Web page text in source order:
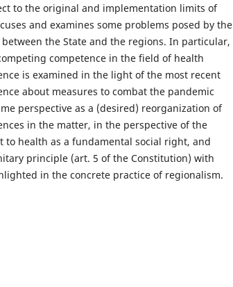
to the original and implementation limits of
and examines some problems posed by the
the State and the regions. In particular,
competence in the field of health
is examined in the light of the most recent
about measures to combat the pandemic
perspective as a (desired) reorganization of
in the matter, in the perspective of the
to health as a fundamental social right, and
principle (art. 5 of the Constitution) with
in the concrete practice of regionalism.